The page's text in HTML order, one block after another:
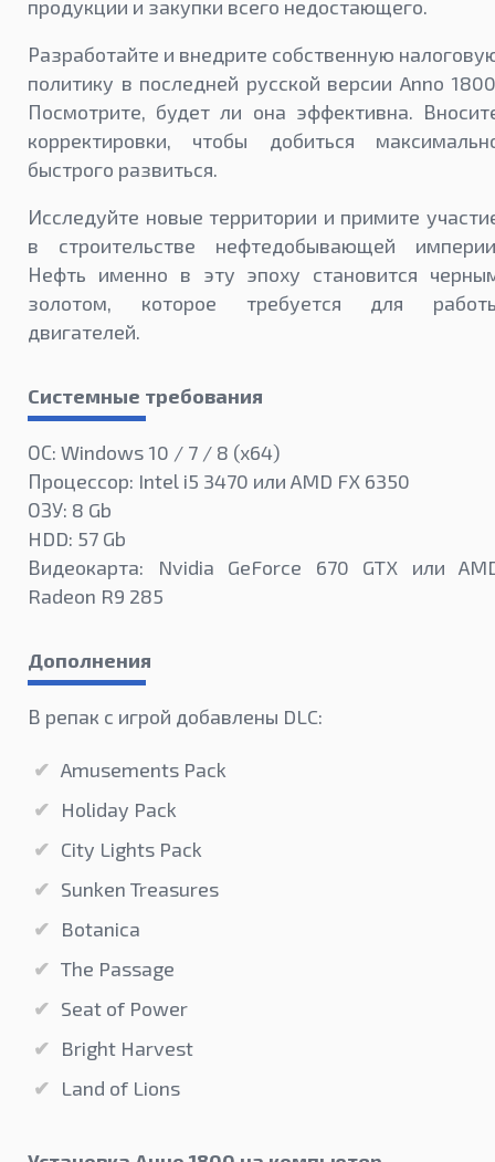
продукции и закупки всего недостающего.
Разработайте и внедрите собственную
политику в последней русской версии Anno
Посмотрите, будет ли она эффективна.
корректировки, чтобы добиться
быстрого развиться.
Исследуйте новые территории и примите
в строительстве нефтедобывающей
Нефть именно в эту эпоху становится
золотом, которое требуется для
двигателей.
Системные требования
ОС: Windows 10 / 7 / 8 (x64)
Процессор: Intel i5 3470 или AMD FX 6350
ОЗУ: 8 Gb
HDD: 57 Gb
Видеокарта: Nvidia GeForce 670 GTX или
Radeon R9 285
Дополнения
В репак с игрой добавлены DLC:
Amusements Pack
Holiday Pack
City Lights Pack
Sunken Treasures
Botanica
The Passage
Seat of Power
Bright Harvest
Land of Lions